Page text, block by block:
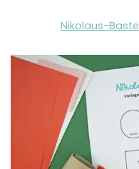
Nikolaus-